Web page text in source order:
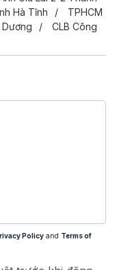
Hà Tĩnh
TPHCM
Dương
CLB Công
Policy and Terms of